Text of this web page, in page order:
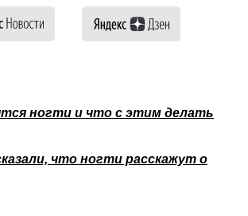
ногти и что с этим делать
что ногти расскажут о